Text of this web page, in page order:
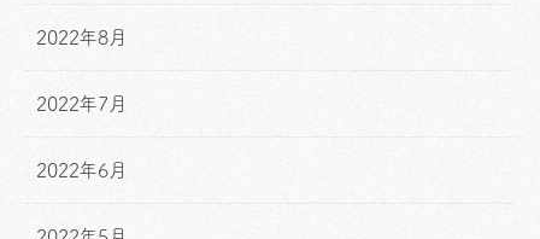
2022年8月
2022年7月
2022年6月